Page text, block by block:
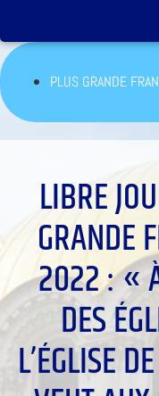
PLUS GRANDE
LIBRE
GRANDE
2022 : «
DES
L’ÉGLISE